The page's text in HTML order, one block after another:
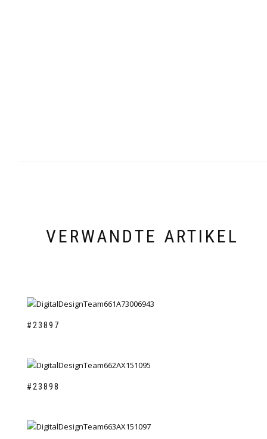
VERWANDTE ARTIKEL
#23897
#23898